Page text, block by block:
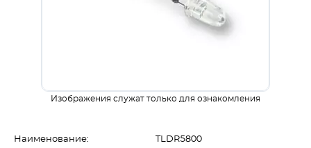
Изображения служат только для ознакомления
Наименование: TLDR5800